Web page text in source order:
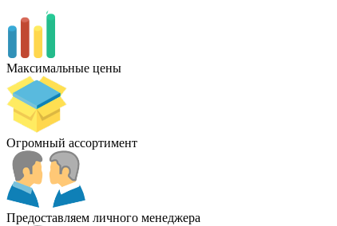
Максимальные цены
Огромный ассортимент
Предоставляем личного менеджера